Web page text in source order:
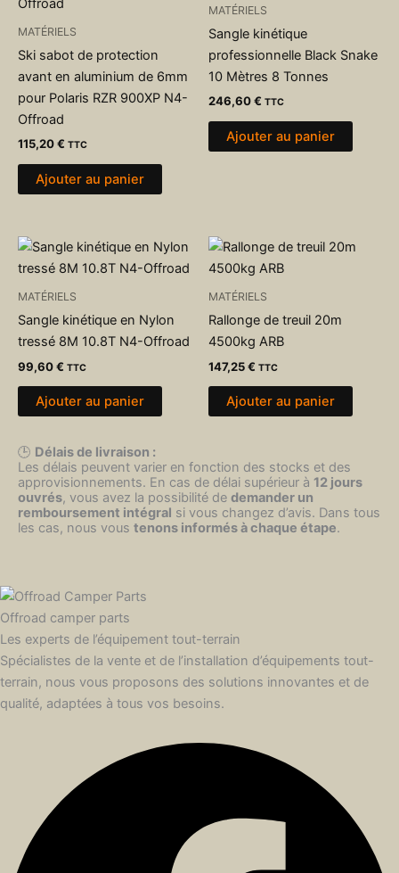
MATÉRIELS
Ski sabot de protection
avant en aluminium de 6mm
pour Polaris RZR 900XP N4-
Offroad
115,20€ TTC
Ajouter au panier
MATÉRIELS
Sangle kinétique
professionnelle Black Snake
10 Mètres 8 Tonnes
246,60€ TTC
Ajouter au panier
MATÉRIELS
Sangle kinétique en Nylon
tressé 8M 10.8T N4-Offroad
99,60€ TTC
Ajouter au panier
MATÉRIELS
Rallonge de treuil 20m
4500kg ARB
147,25€ TTC
Ajouter au panier
🕒 Délais de livraison :
Les délais peuvent varier en fonction des stocks et des
approvisionnements. En cas de délai supérieur à 12 jours
ouvrés, vous avez la possibilité de demander un
remboursement intégral si vous changez d’avis. Dans tous
les cas, nous vous tenons informés à chaque étape.
Offroad camper parts
Les experts de l’équipement tout-terrain
Spécialistes de la vente et de l’installation d’équipements tout-
terrain, nous vous proposons des solutions innovantes et de
qualité, adaptées à tous vos besoins.